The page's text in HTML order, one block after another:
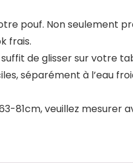
pouf. Non seulement
frais.
de glisser sur votre
séparément à l’eau
81cm, veuillez